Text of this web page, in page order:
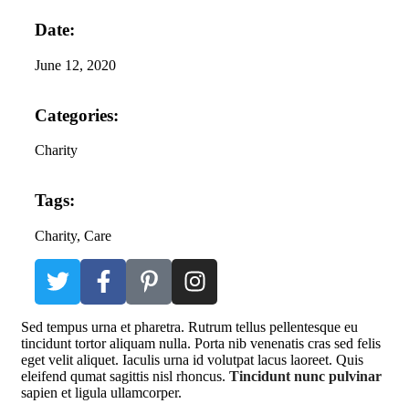
Sed tempus urna et pharetra. Rutrum tellus pellentesque eu
tincidunt tortor aliquam nulla. Porta nib venenatis cras sed felis
eget velit aliquet. Iaculis urna id volutpat lacus laoreet. Quis
eleifend qumat sagittis nisl rhoncus. Tincidunt nunc pulvinar
sapien et ligula ullamcorper.
Date:
June 12, 2020
Categories:
Charity
Tags:
Charity, Care